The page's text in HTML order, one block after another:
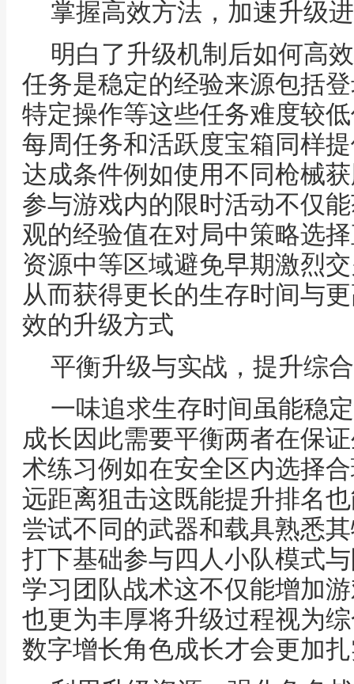
掌握高效方法，加速升级
明白了升级机制后如何高
任务是稳定的经验来源包括
特定操作等这些任务难度较
每周任务和活跃度宝箱同样
达成条件例如使用不同枪械
参与游戏内的限时活动不仅
观的经验值在对局中策略选
资源中等区域避免早期激烈
从而获得更长的生存时间与
效的升级方式
平衡升级与实战，提升综
一味追求生存时间虽能稳
成长因此需要平衡两者在保
术练习例如在安全区内选择
远距离狙击这既能提升排名
尝试不同的武器和载具熟悉
打下基础参与四人小队模式
学习团队战术这不仅能增加
也更为丰厚将升级过程视为
数字增长角色成长才会更加